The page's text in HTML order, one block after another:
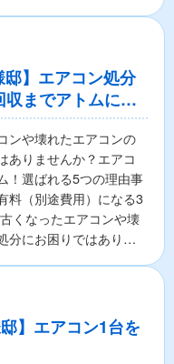
邸】エアコン処分
までアトムにお
ンや壊れたエアコンの
ありませんか？エアコ
！選ばれる5つの理由事
料（別途費用）になる3
くなったエアコンや壊
分にお困りではありま
】エアコン1台を